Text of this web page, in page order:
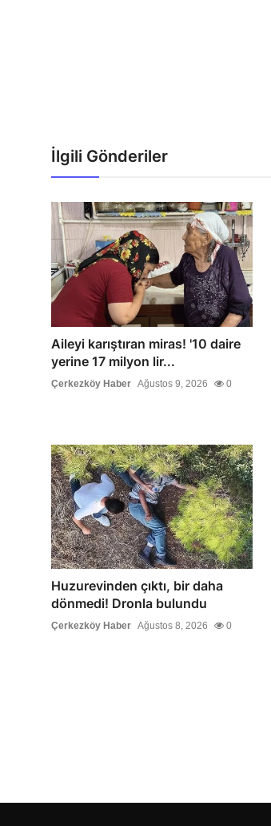
İlgili Gönderiler
Aileyi karıştıran miras! '10 daire
yerine 17 milyon lir...
Çerkezköy Haber Ağustos 9, 2026 0
Huzurevinden çıktı, bir daha
dönmedi! Dronla bulundu
Çerkezköy Haber Ağustos 8, 2026 0